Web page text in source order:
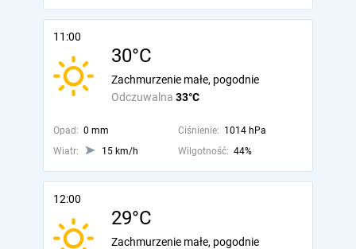
11:00
30°C
Odczuwalna 33°C
Zachmurzenie małe, pogodnie
Opad: 0 mm Ciśnienie: 1014 hPa
Wiatr:
15 km/h Wilgotność: 44%
12:00
29°C
Zachmurzenie małe, pogodnie